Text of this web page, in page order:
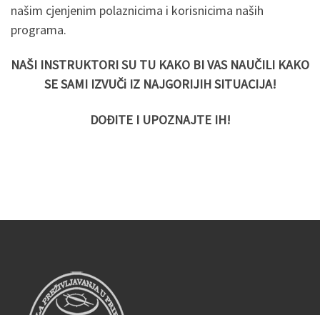
našim cjenjenim polaznicima i korisnicima naših
programa.
NAŠI INSTRUKTORI SU TU KAKO BI VAS NAUČILI KAKO
SE SAMI IZVUČi IZ NAJGORIJIH SITUACIJA!
DOĐITE I UPOZNAJTE IH!